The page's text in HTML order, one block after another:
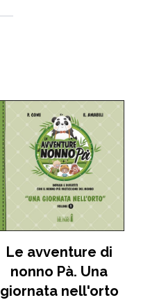
Le avventure di
nonno Pà. Una
giornata nell'orto